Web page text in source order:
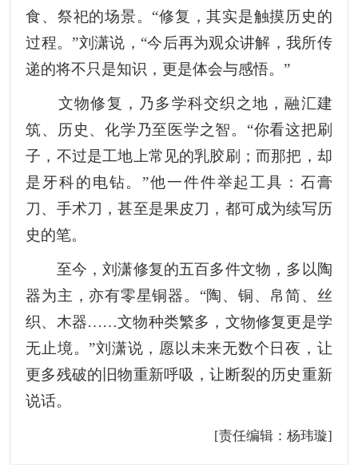
食、祭祀的场景。“修复，其实是触摸历史的
过程。”刘潇说，“今后再为观众讲解，我所传
递的将不只是知识，更是体会与感悟。”
文物修复，乃多学科交织之地，融汇建
筑、历史、化学乃至医学之智。“你看这把刷
子，不过是工地上常见的乳胶刷；而那把，却
是牙科的电钻。”他一件件举起工具：石膏
刀、手术刀，甚至是果皮刀，都可成为续写历
史的笔。
至今，刘潇修复的五百多件文物，多以陶
器为主，亦有零星铜器。“陶、铜、帛简、丝
织、木器……文物种类繁多，文物修复更是学
无止境。”刘潇说，愿以未来无数个日夜，让
更多残破的旧物重新呼吸，让断裂的历史重新
说话。
[责任编辑：杨玮璇]